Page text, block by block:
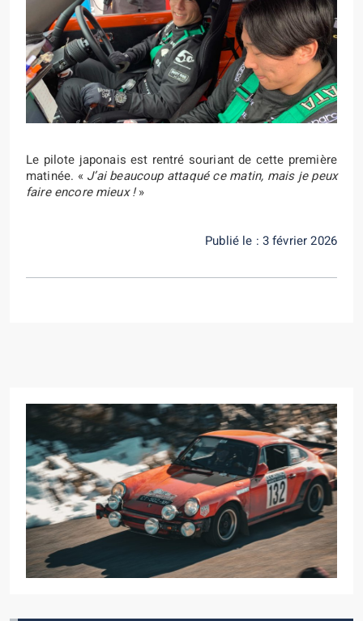
Le pilote japonais est rentré souriant de cette première
matinée. « J’ai beaucoup attaqué ce matin, mais je peux
faire encore mieux !»
Publié le : 3 février 2026